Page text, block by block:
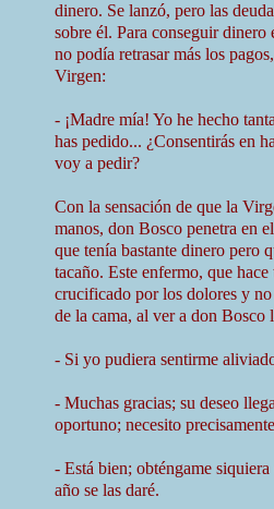
dinero. Se lanzó, pero las
sobre él. Para conseguir dinero
no podía retrasar más los
Virgen:
- ¡Madre mía! Yo he hecho
has pedido... ¿Consentirás en
voy a pedir?
Con la sensación de que la
manos, don Bosco penetra en
que tenía bastante dinero pero
tacaño. Este enfermo, que
crucificado por los dolores y
de la cama, al ver a don Bosco
- Si yo pudiera sentirme
- Muchas gracias; su deseo
oportuno; necesito
- Está bien; obténgame
año se las daré.